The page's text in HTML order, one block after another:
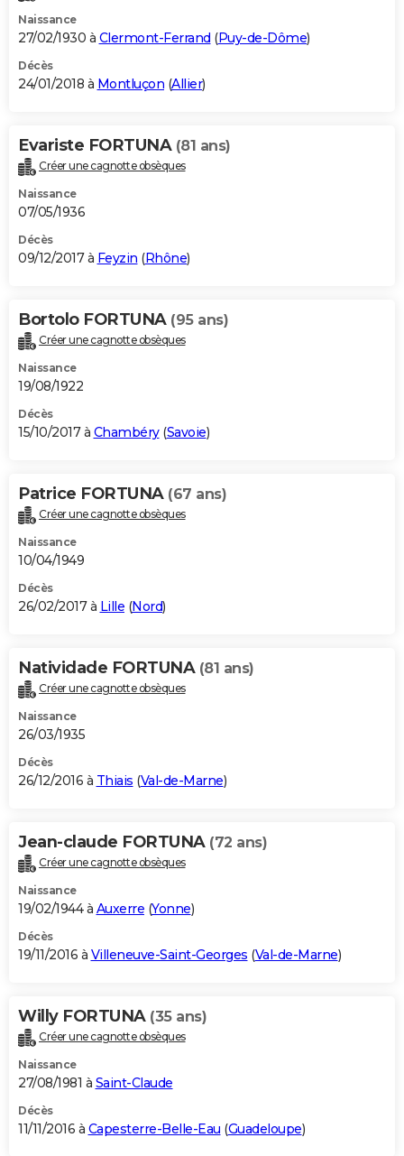
Naissance
27/02/1930 à Clermont-Ferrand (Puy-de-Dôme)
Décès
24/01/2018 à Montluçon (Allier)
Evariste FORTUNA (81 ans)
Créer une cagnotte obsèques
Naissance
07/05/1936
Décès
09/12/2017 à Feyzin (Rhône)
Bortolo FORTUNA (95 ans)
Créer une cagnotte obsèques
Naissance
19/08/1922
Décès
15/10/2017 à Chambéry(Savoie)
Patrice FORTUNA (67 ans)
Créer une cagnotte obsèques
Naissance
10/04/1949
Décès
26/02/2017 à Lille (Nord)
Natividade FORTUNA (81 ans)
Créer une cagnotte obsèques
Naissance
26/03/1935
Décès
26/12/2016 à Thiais (Val-de-Marne)
Jean-claude FORTUNA (72 ans)
Créer une cagnotte obsèques
Naissance
19/02/1944 à Auxerre (Yonne)
Décès
19/11/2016 à Villeneuve-Saint-Georges (Val-de-Marne)
Willy FORTUNA (35 ans)
Créer une cagnotte obsèques
Naissance
27/08/1981 à Saint-Claude
Décès
11/11/2016 à Capesterre-Belle-Eau (Guadeloupe)